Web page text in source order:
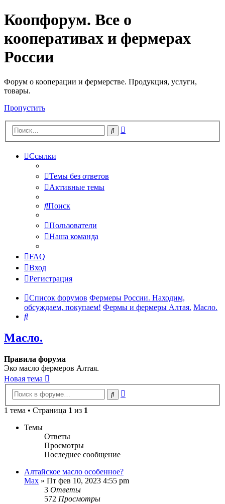
Коопфорум. Все о
кооперативах и фермерах
России
Форум о кооперации и фермерстве. Продукция, услуги,
товары.
Пропустить
Поиск
Ссылки
Темы без ответов
Активные темы
Поиск
Пользователи
Наша команда
FAQ
Вход
Регистрация
Список форумов Фермеры России. Находим,
обсуждаем, покупаем! Фермы и фермеры Алтая. Масло.
Поиск
Масло.
Правила форума
Эко масло фермеров Алтая.
Новая тема
Поиск
1 тема • Страница 1 из 1
Темы
Ответы
Просмотры
Последнее сообщение
Алтайское масло особенное?
Max » Пт фев 10, 2023 4:55 pm
3 Ответы
572 Просмотры